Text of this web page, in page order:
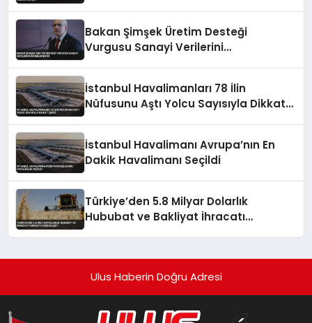
Bakan Şimşek Üretim Desteği
Vurgusu Sanayi Verilerini
İstanbul Havalimanları 78 İlin
Nüfusunu Aştı Yolcu Sayısıyla Dikkat
İstanbul Havalimanı Avrupa’nın En
Dakik Havalimanı Seçildi
Türkiye’den 5.8 Milyar Dolarlık
Hububat ve Bakliyat İhracatı
Ulus Haberin Doğru Adresi